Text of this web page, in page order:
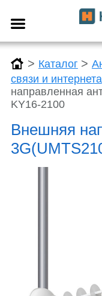
> Каталог >
связи и интернета
направленная
KY16-2100
Внешняя